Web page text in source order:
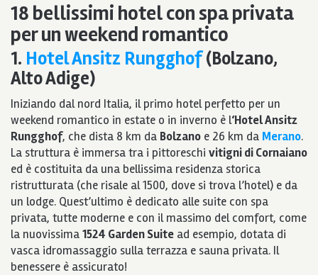
18 bellissimi hotel con spa privata
per un weekend romantico
1. Hotel Ansitz Rungghof(Bolzano,
Alto Adige)
Iniziando dal nord Italia, il primo hotel perfetto per un
weekend romantico in estate o in inverno è l‘Hotel Ansitz
Rungghof, che dista 8 km da Bolzano e 26 km da Merano.
La struttura è immersa tra i pittoreschi vitigni di Cornaiano
ed è costituita da una bellissima residenza storica
ristrutturata (che risale al 1500, dove si trova l’hotel) e da
un lodge. Quest’ultimo è dedicato alle suite con spa
privata, tutte moderne e con il massimo del comfort, come
la nuovissima1524 Garden Suite ad esempio, dotata di
vasca idromassaggio sulla terrazza e sauna privata. Il
benessere è assicurato!